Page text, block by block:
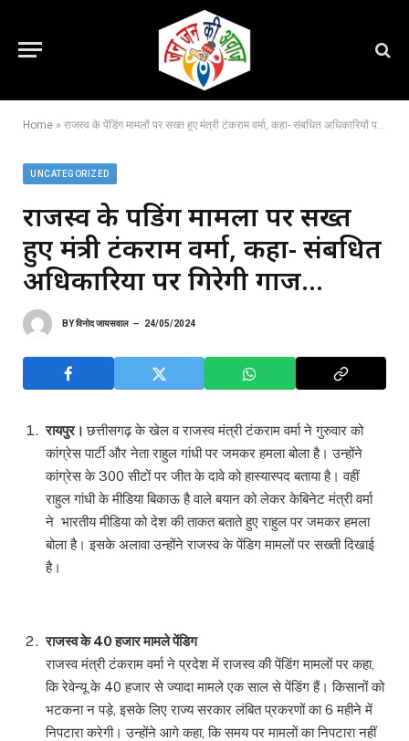
Home » राजस्व के पेंडिंग मामलों पर सख्त हुए मंत्री टंकराम वर्मा, कहा- संबधित अधिकारियों पर गिरेगी गाज…
UNCATEGORIZED
राजस्व के पेंडिंग मामलों पर सख्त
हुए मंत्री टंकराम वर्मा, कहा- संबधित
अधिकारियों पर गिरेगी गाज…
BYविनोद जायसवाल 24/05/2024
रायपुर।छत्तीसगढ़ के खेल व राजस्व मंत्री टंकराम वर्मा ने गुरुवार को
कांग्रेस पार्टी और नेता राहुल गांधी पर जमकर हमला बोला है। उन्होंने
कांग्रेस के 300 सीटों पर जीत के दावे को हास्यास्पद बताया है। वहीं
राहुल गांधी के मीडिया बिकाऊ है वाले बयान को लेकर केबिनेट मंत्री वर्मा
ने भारतीय मीडिया को देश की ताकत बताते हुए राहुल पर जमकर हमला
बोला है। इसके अलावा उन्होंने राजस्व के पेंडिग मामलों पर सख्ती दिखाई
है।
राजस्व के 40 हजार मामले पेंडिग
राजस्व मंत्री टंकराम वर्मा ने प्रदेश में राजस्व की पेंडिंग मामलों पर कहा,
कि रेवेन्यू के 40 हजार से ज्यादा मामले एक साल से पेंडिंग हैं। किसानों को
भटकना न पड़े, इसके लिए राज्य सरकार लंबित प्रकरणों का 6 महीने में
निपटारा करेगी। उन्होंने आगे कहा, कि समय पर मामलों का निपटारा नहीं